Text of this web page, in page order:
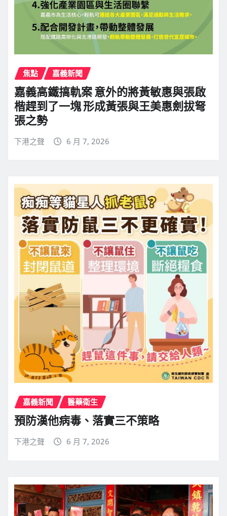
焦點 嘉義新聞
嘉義高鐵搞軌案 意外的將黃敏惠與張啟
楷趕到了一塊 形成黃張與王美惠劍拔弩
張之勢
下港之聲 6 月 7, 2026
嘉義新聞 醫藥衛生
預防漢他病毒、落實三不策略
下港之聲 6 月 7, 2026